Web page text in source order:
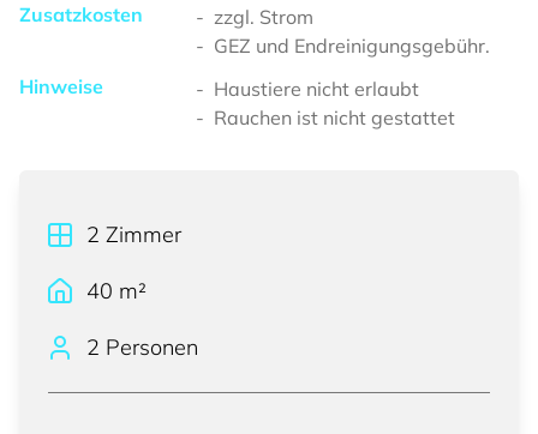
Zusatzkosten
zzgl. Strom
GEZ und Endreinigungsgebühr.
Hinweise
Haustiere nicht erlaubt
Rauchen ist nicht gestattet
2 Zimmer
40 m²
2 Personen